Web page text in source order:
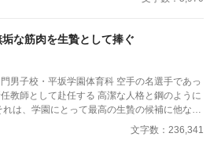
のは、ただの欲望ではなかった。 そこには、
め続けてきた、静かな執着がある。 「俺、前
て」 支配する側だったはずの男が、 支配され
きている”と感じてしまう――。 上司と部下、
てが絡み合うオフィスの夜。 秘密の扉を開け
い。 快楽に溺れるその瞬間まで、彼を待つの
な筋肉を生贄として捧ぐ
平坂学園体育科 空手の名選手であっ
赴任する 高潔な人格と鋼のように
、“水”、“風”、“土”の信奉者達が暗躍する 意
文字数：236,341